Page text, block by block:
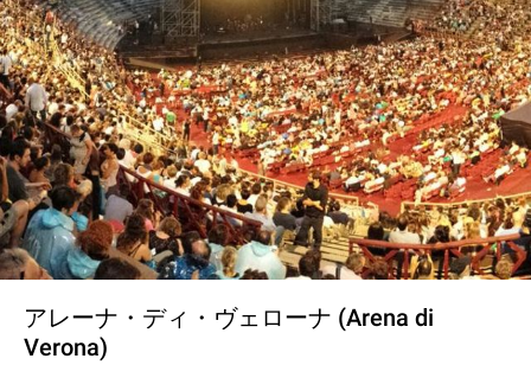
アレーナ・ディ・ヴェローナ (Arena di
Verona)